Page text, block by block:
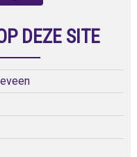
DEZE SITE